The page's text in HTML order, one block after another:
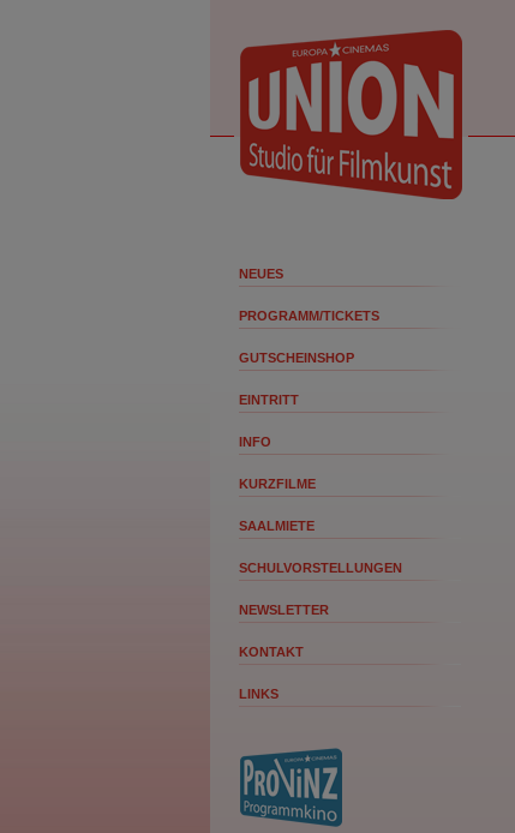
NEUES
PROGRAMM/TICKETS
GUTSCHEINSHOP
EINTRITT
INFO
KURZFILME
SAALMIETE
SCHULVORSTELLUNGEN
NEWSLETTER
KONTAKT
LINKS